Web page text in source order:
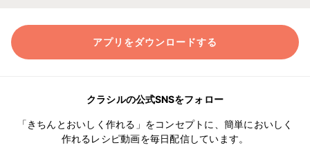
アプリをダウンロードする
クラシルの公式SNSをフォロー
「きちんとおいしく作れる」をコンセプトに、簡単においしく
作れるレシピ動画を毎日配信しています。